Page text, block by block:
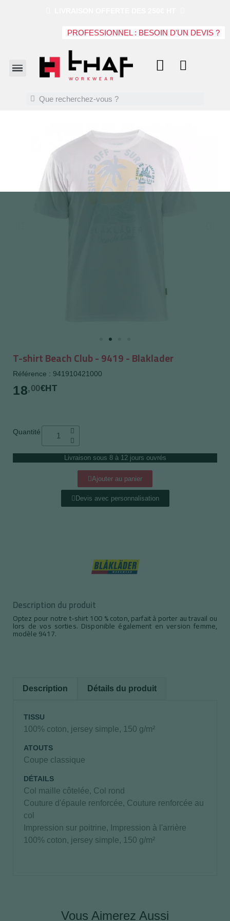
PROFESSIONNEL : BESOIN D'UN DEVIS ?
T-shirt Beach Club - 9419 - Blaklader
Référence : 941910421000
18,00€HT
Quantité
Livraison sous 8 à 12 jours ouvrés
Ajouter au panier
Devis avec personnalisation
Description du produit
Optez pour notre t-shirt 100 % coton, parfait à porter au travail ou
lors de vos sorties. Disponible également en version femme,
modèle 9417.
Description Détails du produit
TISSU
100% coton, jersey simple, 150 g/m²
ATOUTS
Coupe classique
DÉTAILS
Col maille côtelée, Col rond
Couture d'épaule renforcée, Couture renforcée au
col
Impression sur poitrine, Impression à l'arrière
100% coton, jersey simple, 150 g/m²
Vous Aimerez Aussi